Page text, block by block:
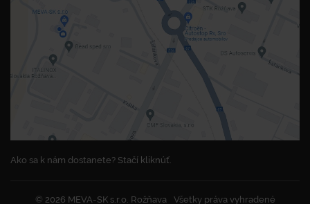
Ako sa k nám dostanete? Stačí kliknúť.
© 2026 MEVA-SK s.r.o. Rožňava Všetky práva vyhradené